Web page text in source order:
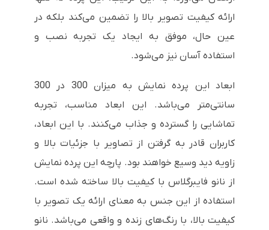
ارائه کیفیت تصویر بالا را تضمین می‌کند بلکه در
عین حال، موفق به ایجاد یک تجربه نصب و
استفاده آسان نیز می‌شود.
ابعاد این پرده نمایش به میزان 300 در 300
سانتی‌متر می‌باشد. این ابعاد مناسب، تجربه
تماشایی را گسترده و جذاب می‌کنند. با این ابعاد،
کاربران قادر به گرفتن از تصاویر با جزئیات بالا و
زاویه دید وسیع خواهند بود. پارچه این پرده نمایش
از نانو فایبرگلاس با کیفیت بالا ساخته شده است.
استفاده از این جنس به معنای ارائه یک تصویر با
کیفیت بالا، با رنگ‌های زنده و واقعی می‌باشد. نانو